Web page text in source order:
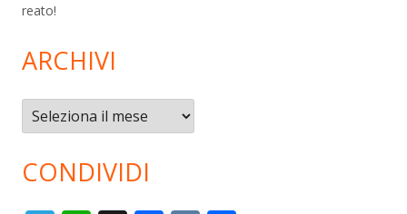
reato!
ARCHIVI
Archivi
CONDIVIDI